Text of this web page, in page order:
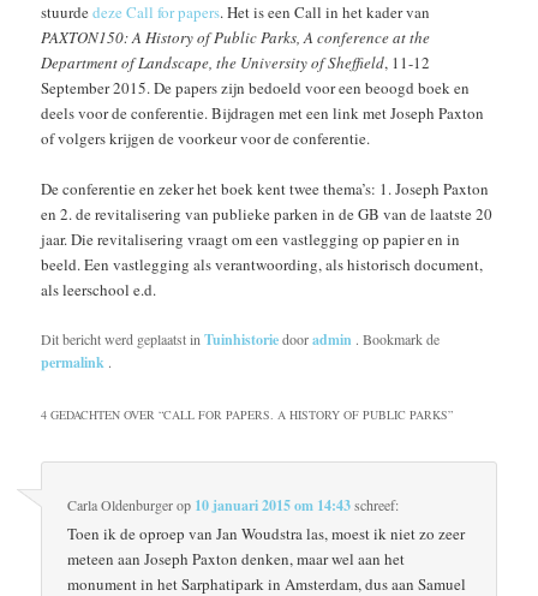
stuurdedeze Call for papers. Het is een Call in het kader van
PAXTON150: A History of Public Parks, A conference at the
Department of Landscape, the University of Sheffield, 11-12
September 2015. De papers zijn bedoeld voor een beoogd boek en
deels voor de conferentie. Bijdragen met een link met Joseph Paxton
of volgers krijgen de voorkeur voor de conferentie.
De conferentie en zeker het boek kent twee thema’s: 1. Joseph Paxton
en 2. de revitalisering van publieke parken in de GB van de laatste 20
jaar. Die revitalisering vraagt om een vastlegging op papier en in
beeld. Een vastlegging als verantwoording, als historisch document,
als leerschool e.d.
Dit bericht werd geplaatst inTuinhistoriedooradmin . Bookmark de
permalink .
4 GEDACHTEN OVER “CALL FOR PAPERS. A HISTORY OF PUBLIC PARKS”
Carla Oldenburgerop 10 januari 2015 om 14:43schreef:
Toen ik de oproep van Jan Woudstra las, moest ik niet zo zeer
meteen aan Joseph Paxton denken, maar wel aan het
monument in het Sarphatipark in Amsterdam, dus aan Samuel